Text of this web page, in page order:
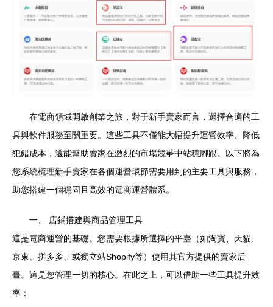
在電商領域開啟創業之旅，對于新手賣家而言，選擇合適的工
具與軟件服務至關重要。這些工具不僅能大幅提升運營效率、降低
犯錯成本，還能幫助賣家在激烈的市場競爭中站穩腳跟。以下將為
您系統梳理新手賣家在各個運營環節需要用到的主要工具與服務，
助您搭建一個穩固且高效的電商運營體系。
一、 店鋪搭建與商品管理工具
這是電商運營的基礎。您需要根據所選擇的平臺（如淘寶、天貓、
京東、拼多多、或獨立站Shopify等）使用其官方提供的賣家后
臺。這是您管理一切的核心。在此之上，可以借助一些工具提升效
率：